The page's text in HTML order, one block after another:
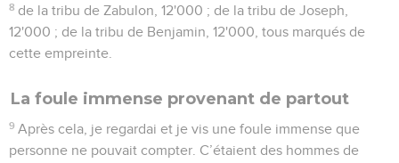
8 de la tribu de Zabulon, 12'000 ; de la tribu de Joseph,
12'000 ; de la tribu de Benjamin, 12'000, tous marqués de
cette empreinte.
La foule immense provenant de partout
9 Après cela, je regardai et je vis une foule immense que
personne ne pouvait compter. C’étaient des hommes de